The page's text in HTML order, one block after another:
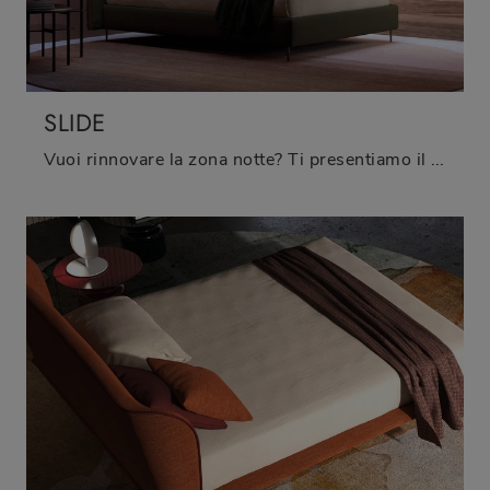
SLIDE
Vuoi rinnovare la zona notte? Ti presentiamo il letto in tessuto Slide di Biba Salotti per spazi moderni.